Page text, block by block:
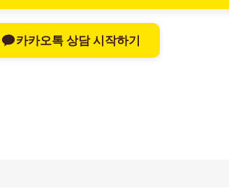
카카오톡 상담 시작하기